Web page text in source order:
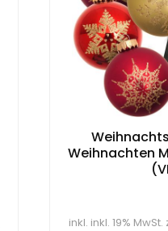
Weihnachten
inkl. inkl. 19% MwSt.